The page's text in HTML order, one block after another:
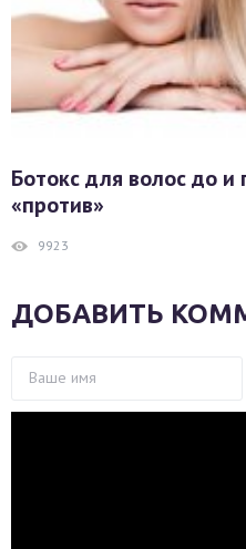
Ботокс для волос до и
«против»
9923
ДОБАВИТЬ